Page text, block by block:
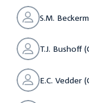
S.M.
T.J. Bushoff
E.C. Vedder